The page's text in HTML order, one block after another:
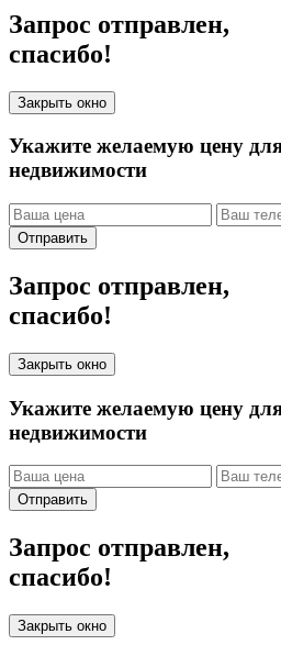
Запрос отправлен,
спасибо!
Закрыть окно
Укажите желаемую цену
недвижимости
Отправить
Запрос отправлен,
спасибо!
Закрыть окно
Укажите желаемую цену
недвижимости
Отправить
Запрос отправлен,
спасибо!
Закрыть окно